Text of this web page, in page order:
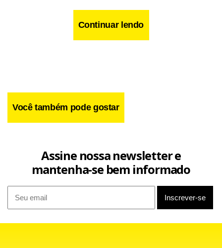
Classificada para as quartas, Serena Williams segue
Continuar lendo
Você também pode gostar
Assine nossa newsletter e
mantenha-se bem informado